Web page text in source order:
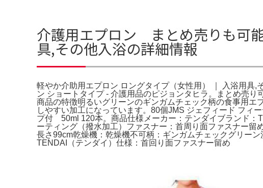
介護用エプロン まとめ売りも可
具,その他入浴の詳細情報
軽やか介助用エプロン ロングタイプ（女性用） ｜ 入浴用具
ン ショートタイプ - 介護用品のピジョンタヒ
商品の特徴明るいグリーンのギンガムチェック柄の食事用エ
しやすい加工になっています。80個JMS ジェフィード フ
プ付 50ml 120本。商品仕様メーカー：テンダイブランド：
ーティング（撥水加工）ファスナー：首周り面ファスナー
長さ99cm乾燥機：乾燥機不可柄：ギンガムチェックグリー
TENDAI（テンダイ）仕様：首回り面ファスナー留め